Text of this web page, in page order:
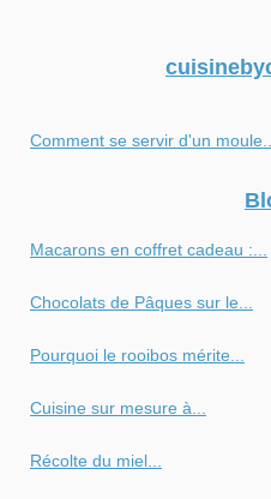
Comment se servir d'un moule...
Macarons en coffret cadeau :...
Chocolats de Pâques sur le...
Pourquoi le rooibos mérite...
Cuisine sur mesure à...
Récolte du miel...